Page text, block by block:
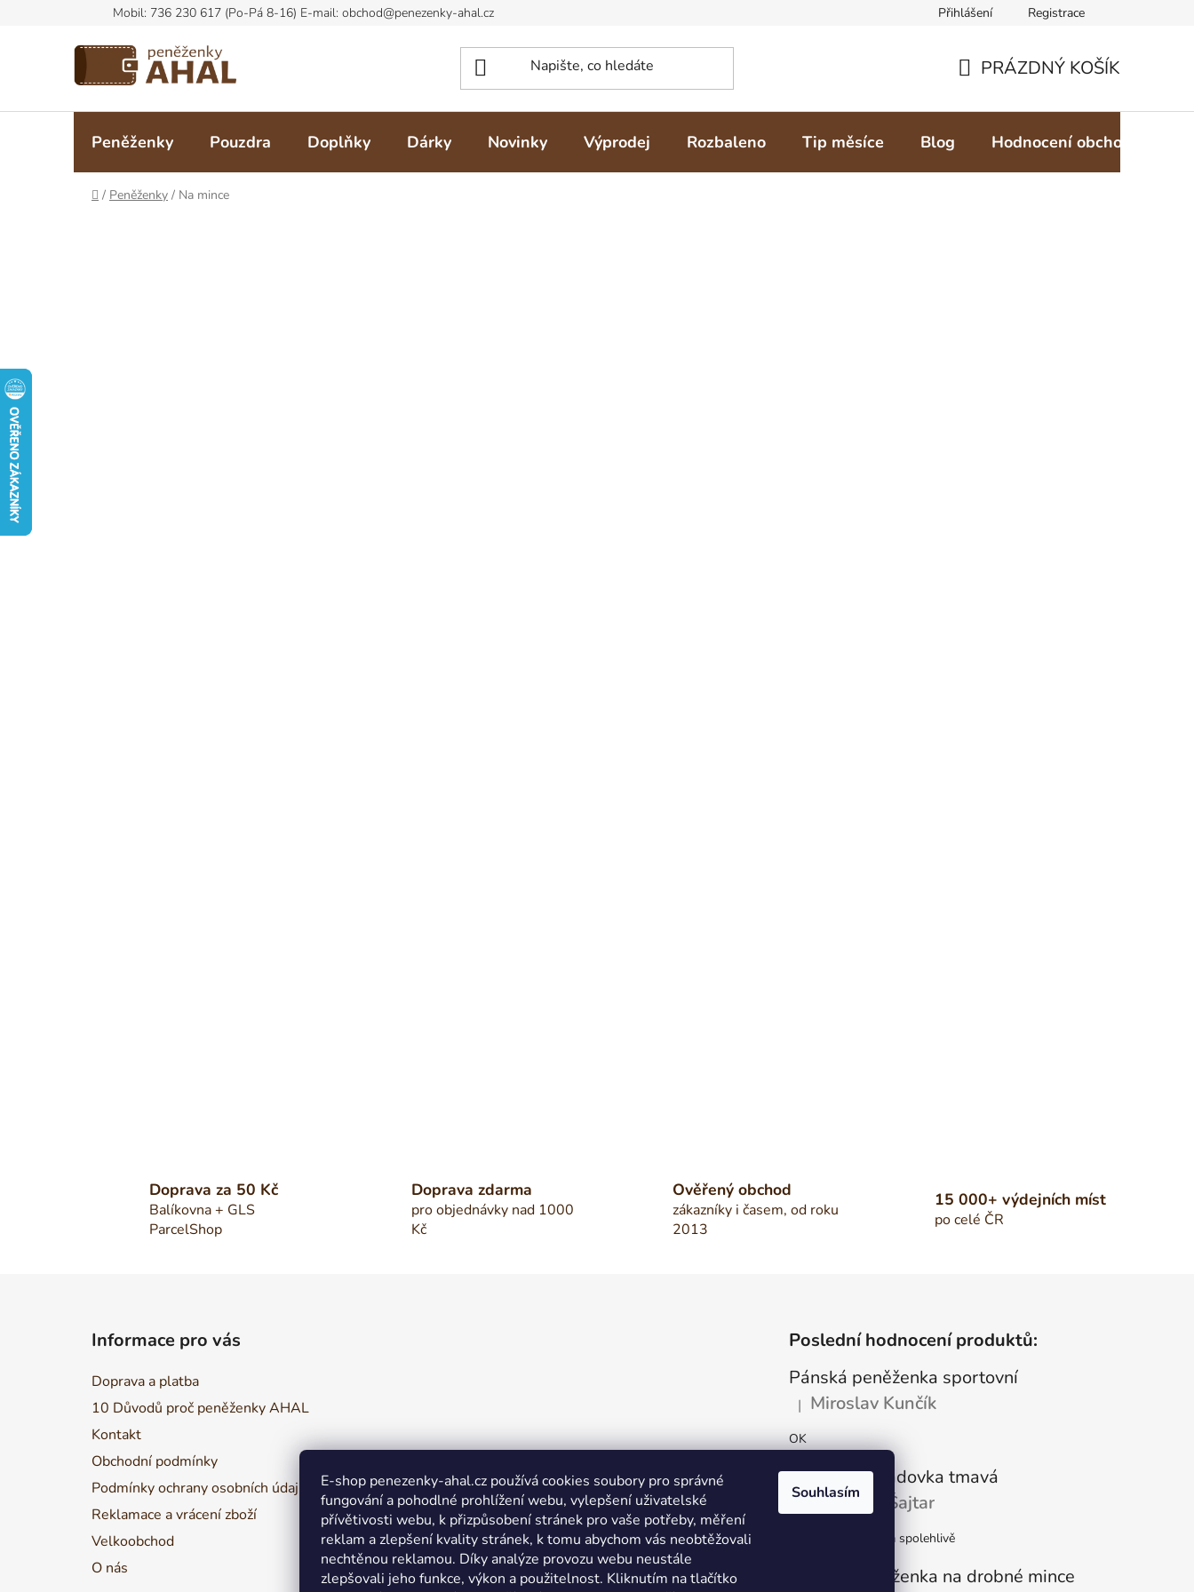
E-shop penezenky-ahal.cz používá cookies soubory pro správné
fungování a pohodlné prohlížení webu, vylepšení uživatelské
přívětivosti webu, k přizpůsobení stránek pro vaše potřeby, měření
reklam a zlepšení kvality stránek, k tomu abychom vás neobtěžovali
nechtěnou reklamou. Díky analýze provozu webu neustále
zlepšovali jeho funkce, výkon a použitelnost. Kliknutím na tlačítko
Souhlasím
Přihlášení Registrace
KOŠÍK
PRÁZDNÝ KOŠÍK
Peněženky Pouzdra Doplňky Dárky Novinky Výprodej Rozbaleno Tip měsíce Blog Hodnocení obchodu
Domů
/ Peněženky / Na mince
Doprava za 50 Kč
Balíkovna + GLS
ParcelShop
Doprava zdarma
pro objednávky nad 1000
Kč
Ověřený obchod
zákazníky i časem, od roku
2013
15 000+ výdejních míst
po celé ČR
Informace pro vás
Doprava a platba
10 Důvodů proč peněženky AHAL
Kontakt
Obchodní podmínky
Podmínky ochrany osobních údajů
Reklamace a vrácení zboží
Velkoobchod
O nás
Poslední hodnocení produktů:
Pánská peněženka sportovní
Hodnocení produktu je 5 z 5 hvězdiček.
| Miroslav Kunčík
OK
Kožená dokladovka tmavá
Hodnocení produktu je 5 z 5 hvězdiček.
Vlastimil Šajtar
Spokojený ,rychle a spolehlivě
Kožená peněženka na drobné mince